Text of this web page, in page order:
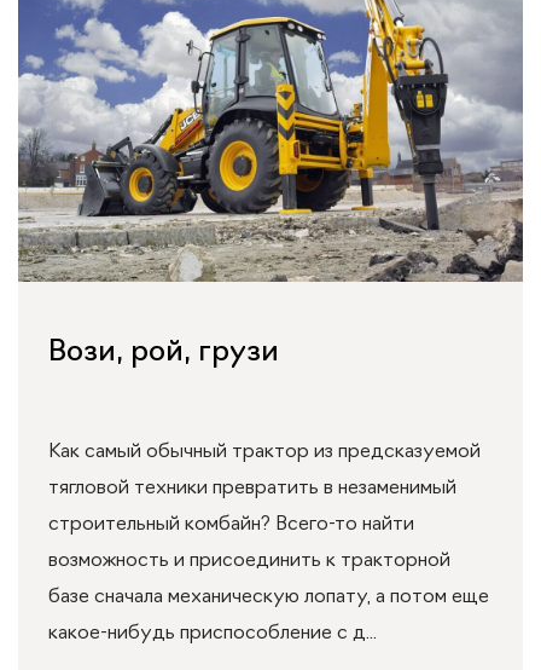
Вози, рой, грузи
Как самый обычный трактор из предсказуемой
тягловой техники превратить в незаменимый
строительный комбайн? Всего-то найти
возможность и присоединить к тракторной
базе сначала механическую лопату, а потом еще
какое-нибудь приспособление с д...